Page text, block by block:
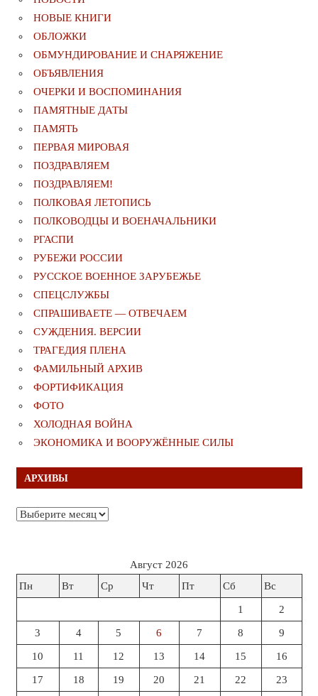
НОВЫЕ КНИГИ
ОБЛОЖКИ
ОБМУНДИРОВАНИЕ И СНАРЯЖЕНИЕ
ОБЪЯВЛЕНИЯ
ОЧЕРКИ И ВОСПОМИНАНИЯ
ПАМЯТНЫЕ ДАТЫ
ПАМЯТЬ
ПЕРВАЯ МИРОВАЯ
ПОЗДРАВЛЯЕМ
ПОЗДРАВЛЯЕМ!
ПОЛКОВАЯ ЛЕТОПИСЬ
ПОЛКОВОДЦЫ И ВОЕНАЧАЛЬНИКИ
РГАСПИ
РУБЕЖИ РОССИИ
РУССКОЕ ВОЕННОЕ ЗАРУБЕЖЬЕ
СПЕЦСЛУЖБЫ
СПРАШИВАЕТЕ — ОТВЕЧАЕМ
СУЖДЕНИЯ. ВЕРСИИ
ТРАГЕДИЯ ПЛЕНА
ФАМИЛЬНЫЙ АРХИВ
ФОРТИФИКАЦИЯ
ФОТО
ХОЛОДНАЯ ВОЙНА
ЭКОНОМИКА И ВООРУЖЁННЫЕ СИЛЫ
АРХИВЫ
Архивы
Август 2026
Пн
Вт Ср Чт Пт Сб Вс
1 2
3 4 5 6 7 8 9
10 11 12 13 14 15 16
17 18 19 20 21 22 23